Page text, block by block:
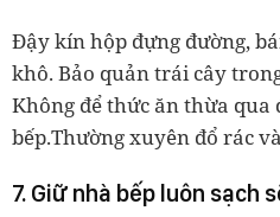
Đậy kín hộp đựng đường,
khô. Bảo quản trái cây
Không để thức ăn thừa qua
bếp.Thường xuyên đổ rác
7. Giữ nhà bếp luôn sạch